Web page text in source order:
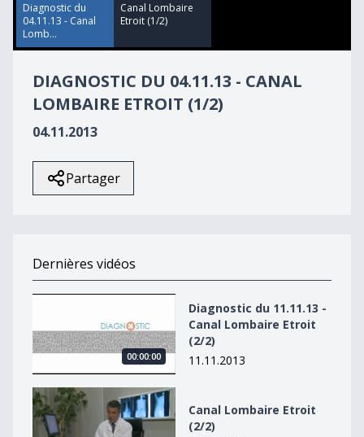
48
seconds
Diagnostic du
04.11.13 - Canal
Lomb...
Canal Lombaire
Etroit (1/2)
DIAGNOSTIC DU 04.11.13 - CANAL
LOMBAIRE ETROIT (1/2)
04.11.2013
Partager
Dernières vidéos
Diagnostic du 11.11.13 - Canal Lombaire Etroit (2/2)
00:00:00
Diagnostic du 11.11.13 -
Canal Lombaire Etroit
(2/2)
11.11.2013
Canal Lombaire Etroit (2/2)
Canal Lombaire Etroit
(2/2)